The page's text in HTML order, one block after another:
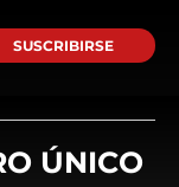
SUSCRIBIRSE
ÚNICO